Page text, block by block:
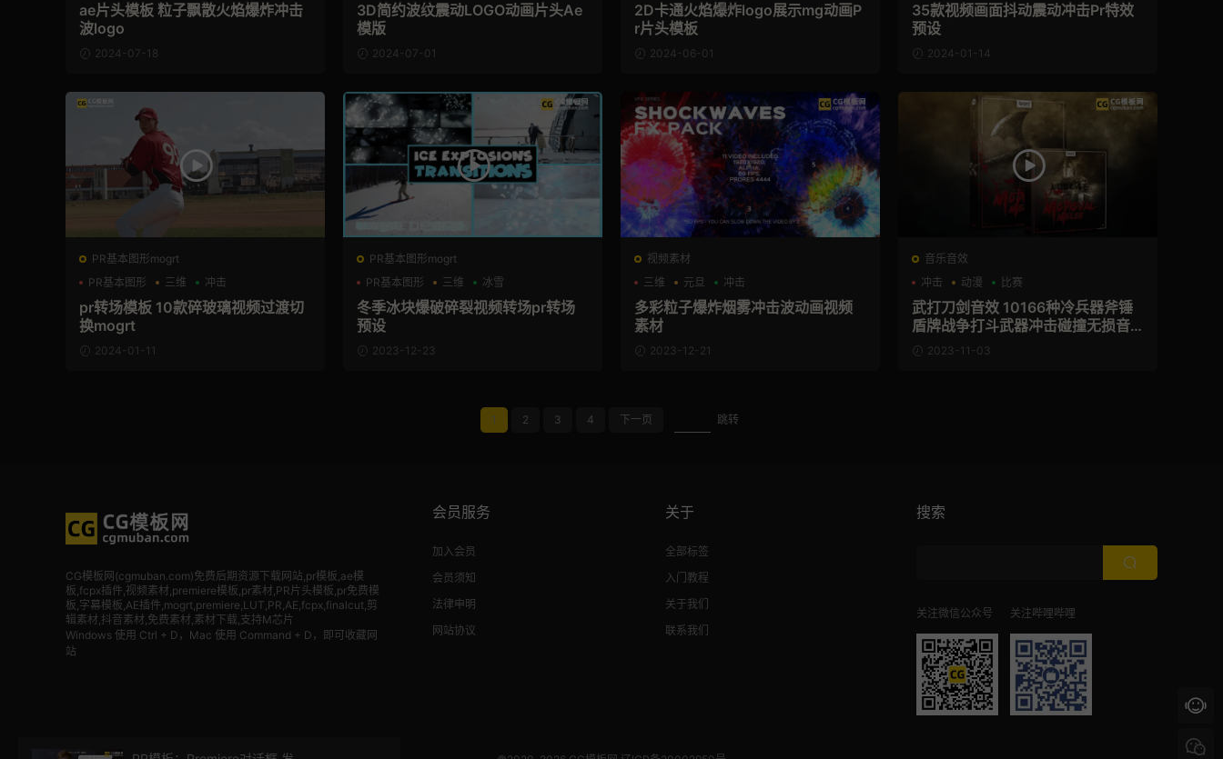
ae片头模板 粒子飘散火焰爆炸冲击
波logo
2024-07-18
3D简约波纹震动LOGO动画片头Ae
模版
2024-07-01
2D卡通火焰爆炸logo展示mg动画P
r片头模板
2024-06-01
35款视频画面抖动震动冲击Pr特效
预设
2024-01-14
PR基本图形mogrt
PR基本图形
三维 冲击
pr转场模板 10款碎玻璃视频过渡切
换mogrt
2024-01-11
PR基本图形mogrt
PR基本图形
三维 冰雪
冬季冰块爆破碎裂视频转场pr转场
预设
2023-12-23
视频素材
三维
元旦 冲击
多彩粒子爆炸烟雾冲击波动画视频
素材
2023-12-21
音乐音效
冲击
动漫 比赛
武打刀剑音效 10166种冷兵器斧锤
盾牌战争打斗武器冲击碰撞无损音
效 2023-11-03
1 2 3 4 下一页 跳转
CG模板网(cgmuban.com)免费后期资源下载网站,pr模板,ae模
板,fcpx插件,视频素材,premiere模板,pr素材,PR片头模板,pr免费模
板,字幕模板,AE插件,mogrt,premiere,LUT,PR,AE,fcpx,finalcut,剪
辑素材,抖音素材,免费素材,素材下载,支持M芯片
Windows 使用 Ctrl + D，Mac 使用 Command + D，即可收藏网
站
会员服务
加入会员
会员须知
法律申明
网站协议
关于
全部标签
入门教程
关于我们
联系我们
搜索
关注微信公众号 关注哔哩哔哩